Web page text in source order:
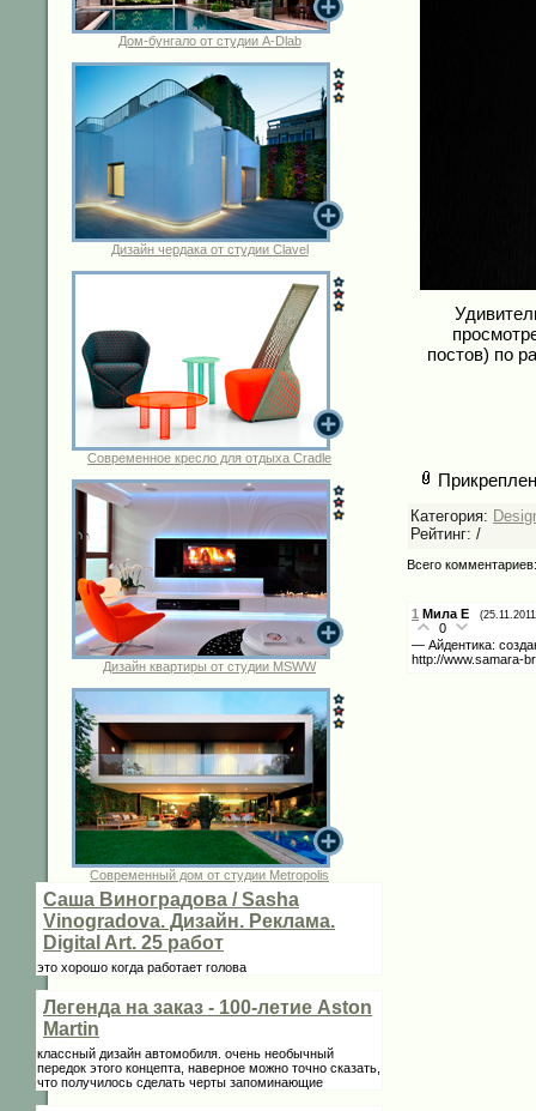
Дом-бунгало от студии A-Dlab
Дизайн чердака от студии Clavel
Современное кресло для отдыха Cradle
Дизайн квартиры от студии MSWW
Современный дом от студии Metropolis
Саша Виноградова / Sasha
Vinogradova. Дизайн. Реклама.
Digital Art. 25 работ
это хорошо когда работает голова
Легенда на заказ - 100-летие Aston
Martin
классный дизайн автомобиля. очень необычный
передок этого концепта, наверное можно точно сказать,
что получилось сделать черты запоминающие
постов) по
Категория:
Рейтинг: /
Всего
1 Мила Е
0
— Айдентика:
http://www.samara-